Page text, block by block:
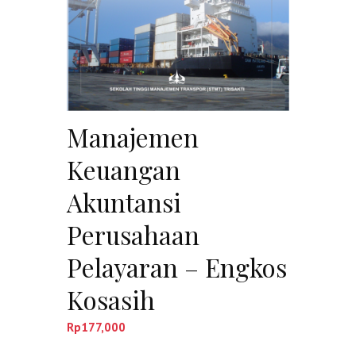
Manajemen
Keuangan
Akuntansi
Perusahaan
Pelayaran – Engkos
Kosasih
Rp177,000